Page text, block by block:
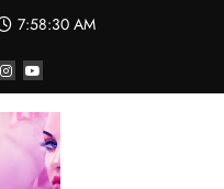
7:58:31 AM